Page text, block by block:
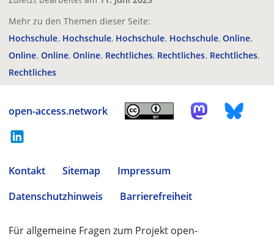
Mehr zu den Themen dieser Seite:
Hochschule Hochschule Hochschule Hochschule Online
Online Online Online Rechtliches Rechtliches Rechtliches
Rechtliches
open-access.network
Kontakt Sitemap
Impressum
Datenschutzhinweis
Barrierefreiheit
Für allgemeine Fragen zum Projekt open-